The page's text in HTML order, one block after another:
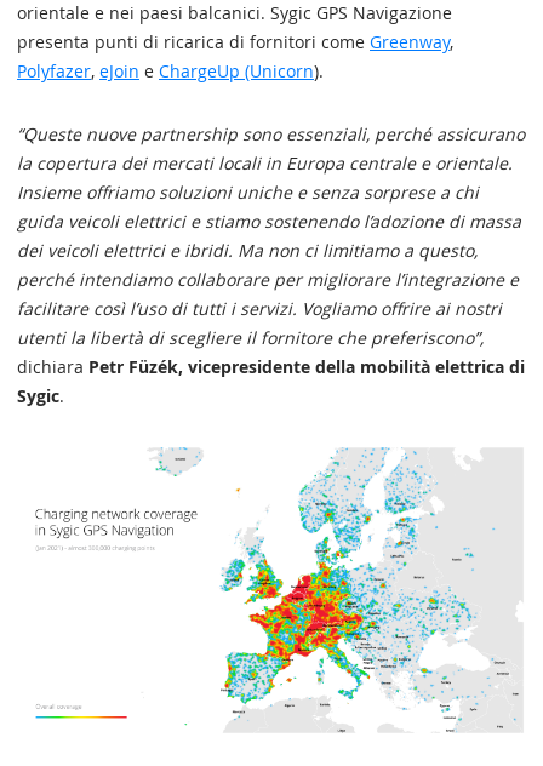
orientale e nei paesi balcanici. Sygic GPS Navigazione
presenta punti di ricarica di fornitori come Greenway,
Polyfazer, eJoin e ChargeUp (Unicorn).
“Queste nuove partnership sono essenziali, perché assicurano
la copertura dei mercati locali in Europa centrale e orientale.
Insieme offriamo soluzioni uniche e senza sorprese a chi
guida veicoli elettrici e stiamo sostenendo l’adozione di massa
dei veicoli elettrici e ibridi. Ma non ci limitiamo a questo,
perché intendiamo collaborare per migliorare l’integrazione e
facilitare così l’uso di tutti i servizi. Vogliamo offrire ai nostri
utenti la libertà di scegliere il fornitore che preferiscono”,
dichiara Petr Füzék, vicepresidente della mobilità elettrica di
Sygic.